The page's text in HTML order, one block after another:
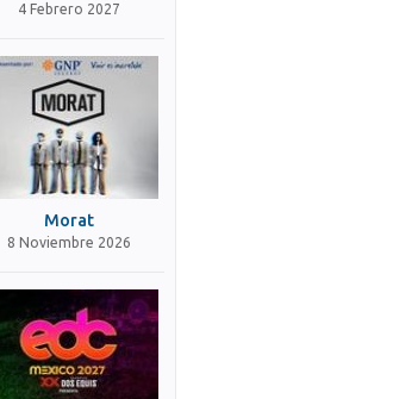
4 Febrero 2027
Morat
8 Noviembre 2026